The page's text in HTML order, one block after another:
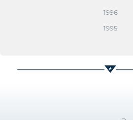
1996
1995